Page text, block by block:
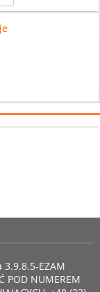
EZAM
POD NUMEREM